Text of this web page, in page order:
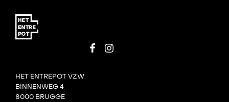
HET ENTREPOT VZW
BINNENWEG 4
8000 BRUGGE